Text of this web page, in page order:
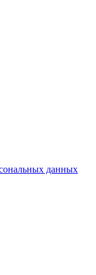
данных